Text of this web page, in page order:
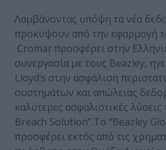
Λαμβάνοντας υπόψη τα νέα
προκύψουν από την εφαρμογή
Cromar προσφέρει στην
συνεργασία με τους Beazley,
Lloyd’s στην ασφάλιση
συστημάτων και απώλειας
καλύτερες ασφαλιστικές
Breach Solution”.Tο “Beazley
προσφέρει εκτός από τις